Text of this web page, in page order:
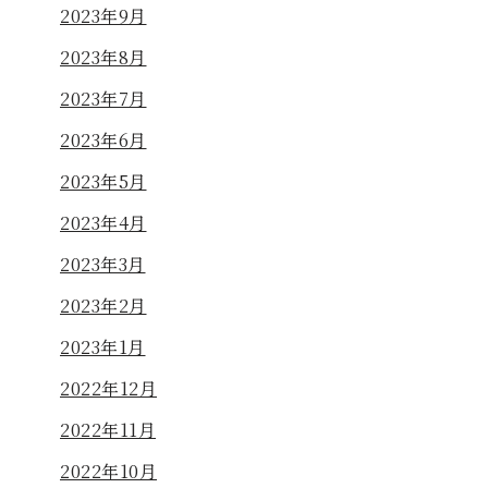
2023年9月
2023年8月
2023年7月
2023年6月
2023年5月
2023年4月
2023年3月
2023年2月
2023年1月
2022年12月
2022年11月
2022年10月